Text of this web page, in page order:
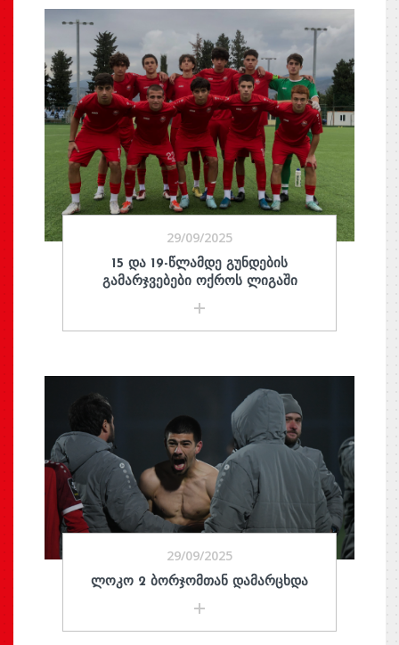
29/09/2025
15 ᲓᲐ 19-ᲬᲚᲐᲛᲓᲔ ᲒᲣᲜᲓᲔᲑᲘᲡ
ᲒᲐᲛᲐᲠᲯᲕᲔᲑᲔᲑᲘ ᲝᲥᲠᲝᲡ ᲚᲘᲒᲐᲨᲘ
29/09/2025
ᲚᲝᲙᲝ 2 ᲑᲝᲠᲯᲝᲛᲗᲐᲜ ᲓᲐᲛᲐᲠᲪᲮᲓᲐ